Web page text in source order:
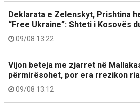
Deklarata e Zelenskyt, Prishtina
“Free Ukraine”: Shteti i Kosovës
09/08 13:22
Vijon beteja me zjarret në
përmirësohet, por era rrezikon
09/08 13:12